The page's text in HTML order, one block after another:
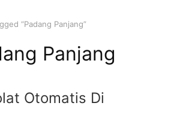
“Padang Panjang”
Panjang
Otomatis Di